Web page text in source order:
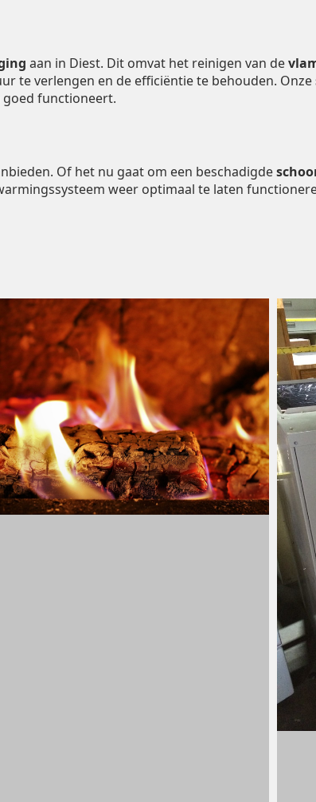
aan in Diest. Dit omvat het reinigen van de
te verlengen en de efficiëntie te behouden. Onze
functioneert.
Of het nu gaat om een beschadigde
weer optimaal te laten